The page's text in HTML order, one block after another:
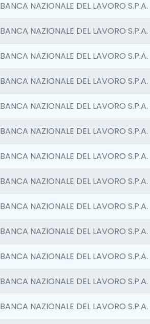
BANCA NAZIONALE DEL LAVORO S.P.A.
BANCA NAZIONALE DEL LAVORO S.P.A.
BANCA NAZIONALE DEL LAVORO S.P.A.
BANCA NAZIONALE DEL LAVORO S.P.A.
BANCA NAZIONALE DEL LAVORO S.P.A.
BANCA NAZIONALE DEL LAVORO S.P.A.
BANCA NAZIONALE DEL LAVORO S.P.A.
BANCA NAZIONALE DEL LAVORO S.P.A.
BANCA NAZIONALE DEL LAVORO S.P.A.
BANCA NAZIONALE DEL LAVORO S.P.A.
BANCA NAZIONALE DEL LAVORO S.P.A.
BANCA NAZIONALE DEL LAVORO S.P.A.
BANCA NAZIONALE DEL LAVORO S.P.A.